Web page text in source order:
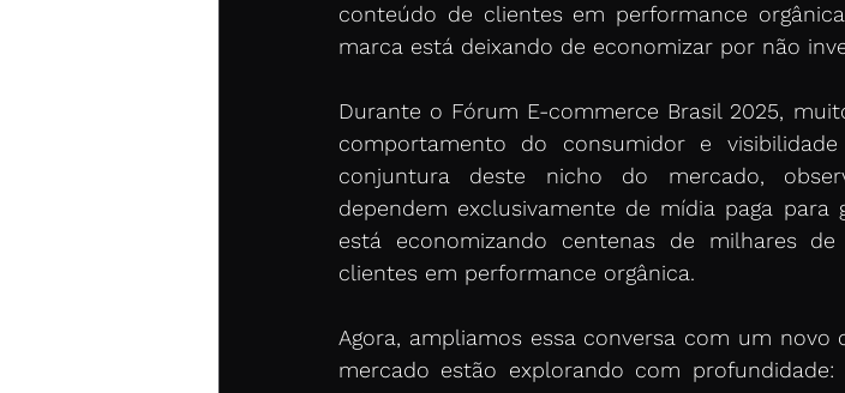
conteúdo de clientes em performance
marca está deixando de economizar por não
Durante o Fórum E-commerce Brasil 2025,
comportamento do consumidor e
conjuntura deste nicho do mercado,
dependem exclusivamente de mídia paga
está economizando centenas de milhares
clientes em performance orgânica.
Agora, ampliamos essa conversa com um
mercado estão explorando com